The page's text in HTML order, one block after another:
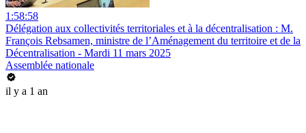
1:58:58
Délégation aux collectivités territoriales et à la décentralisation : M.
François Rebsamen, ministre de l’Aménagement du territoire et de la
Décentralisation - Mardi 11 mars 2025
Assemblée nationale
il y a 1 an